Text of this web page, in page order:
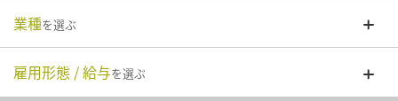
業種を選ぶ
雇用形態 / 給与を選ぶ